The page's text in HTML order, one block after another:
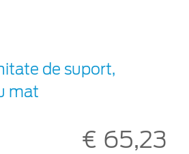
de suport,
mat
€ 65,23